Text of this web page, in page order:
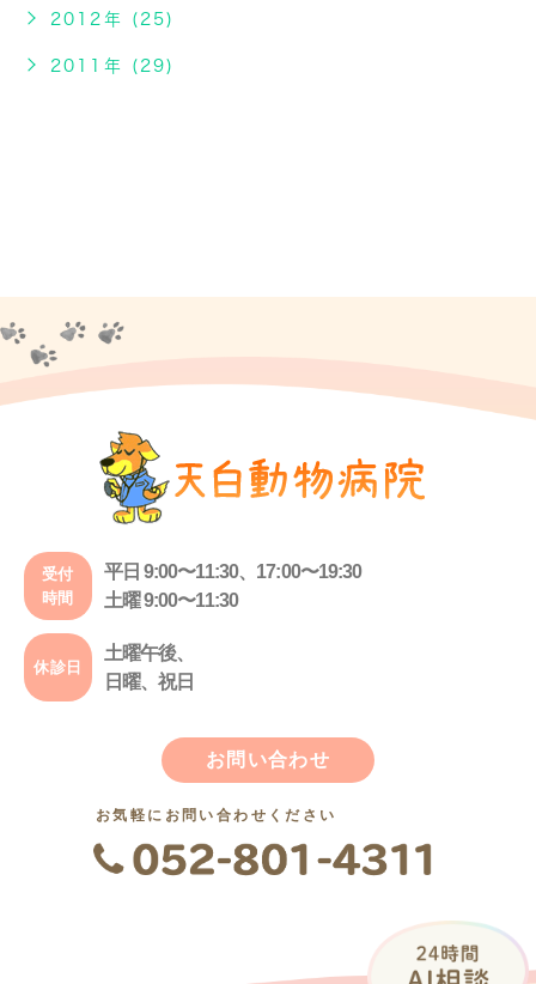
2012年 (25)
2011年 (29)
受付
時間
平日 9:00〜11:30、17:00〜19:30
土曜 9:00〜11:30
休診日
土曜午後、
日曜、祝日
お問い合わせ
お気軽にお問い合わせください